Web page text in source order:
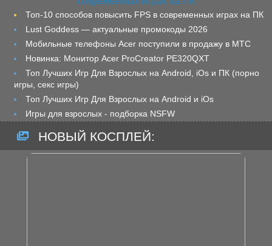
Топ-10 способов повысить FPS в современных играх на ПК
Lust Goddess — актуальные промокоды 2026
Мобильные телефоны Acer поступили в продажу в МТС
Новинка: Монитор Acer ProCreator PE320QXT
Топ Лучших Игр Для Взрослых на Android, iOs и ПК (порно
игры, секс игры)
Топ Лучших Игр Для Взрослых на Android и iOs
Игры для взрослых - подборка NSFW
НОВЫЙ КОСПЛЕЙ: